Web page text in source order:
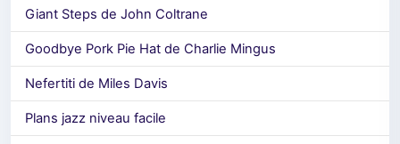
Giant Steps de John Coltrane
Goodbye Pork Pie Hat de Charlie Mingus
Nefertiti de Miles Davis
Plans jazz niveau facile